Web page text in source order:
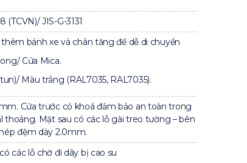
JIS-G-3131
bánh xe và chân tăng để dễ di chuyển
Cửa Mica.
Màu trắng (RAL7035, RAL7035).
Cửa trước có khoá đảm bảo an toàn trong
thoáng. Mặt sau có các lỗ gài treo tường – bên
đệm dày 2.0mm.
các lỗ chờ đi dây bị cao su